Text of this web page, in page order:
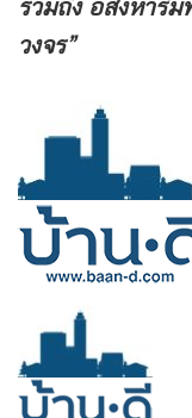
รวมถึง อสังหาริม
วงจร”